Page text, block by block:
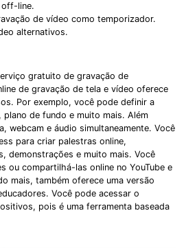
off-line.
de vídeo como temporizador.
alternativos.
gratuito de gravação de
de gravação de tela e vídeo oferece
Por exemplo, você pode definir a
de fundo e muito mais. Além
webcam e áudio simultaneamente. Você
para criar palestras online,
demonstrações e muito mais. Você
ou compartilhá-las online no YouTube e
mais, também oferece uma versão
Você pode acessar o
pois é uma ferramenta baseada